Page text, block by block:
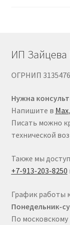
ИП Зайцева
ОГРНИП
Нужна
Напишите в Max,
Писать можно
технической
Также мы
+7-913-203-8250
График работы
Понедельник-
По московскому